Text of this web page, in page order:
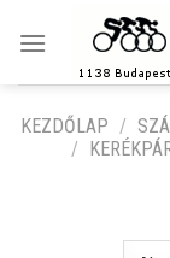
KEZDŐLAP /
/